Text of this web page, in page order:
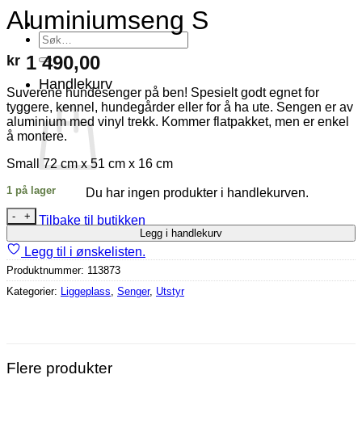
Søk
etter:
Handlekurv
Du har ingen produkter i handlekurven.
Tilbake til butikken
Aluminiumseng S
kr 1 490,00
Suverene hundesenger på ben! Spesielt godt egnet for
tyggere, kennel, hundegårder eller for å ha ute. Sengen er av
aluminium med vinyl trekk. Kommer flatpakket, men er enkel
å montere.
Small 72 cm x 51 cm x 16 cm
1 på lager
Aluminiumseng S antall
Legg i handlekurv
Legg til i ønskelisten.
Produktnummer: 113873
Kategorier: Liggeplass Senger, Utstyr
Flere produkter